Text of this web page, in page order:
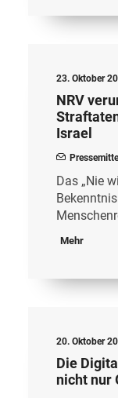
23. Oktober
NRV
Israel
Das „Nie
Mehr
20. Oktober
Die
nicht nur